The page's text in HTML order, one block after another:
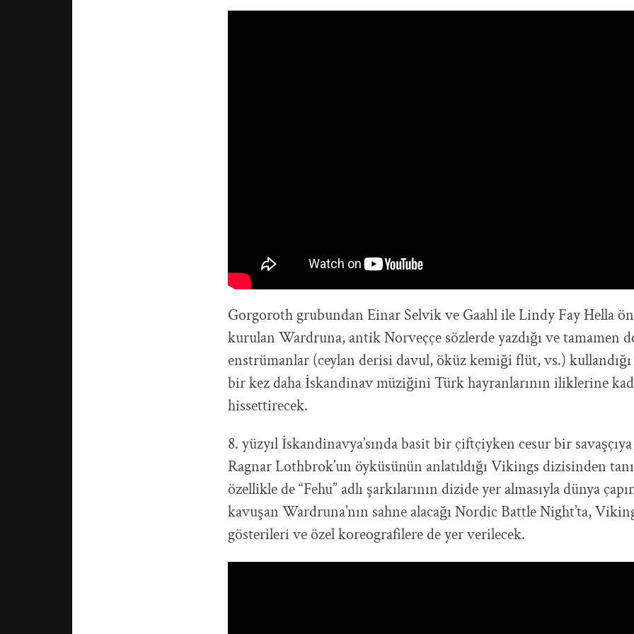
Gorgoroth grubundan Einar Selvik ve Gaahl ile Lindy Fay Hella
kurulan Wardruna, antik Norveççe sözlerde yazdığı ve tamamen
enstrümanlar (ceylan derisi davul, öküz kemiği flüt, vs.) kullandığı
bir kez daha İskandinav müziğini Türk hayranlarının iliklerine
hissettirecek.
8. yüzyıl İskandinavya’sında basit bir çiftçiyken cesur bir
Ragnar Lothbrok’un öyküsünün anlatıldığı Vikings dizisinden
özellikle de “Fehu” adlı şarkılarının dizide yer almasıyla dünya
kavuşan Wardruna’nın sahne alacağı Nordic Battle Night’ta,
gösterileri ve özel koreografilere de yer verilecek.